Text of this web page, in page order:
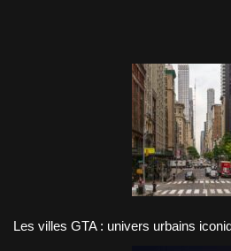
Les villes GTA : univers urbains